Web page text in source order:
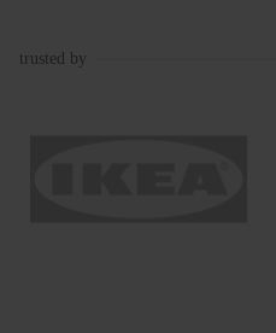
trusted by